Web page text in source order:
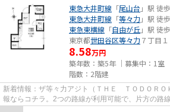
東急大井町線 「尾山台 」駅 徒
東急大井町線 「等々力」駅 徒
東急東横線 「自由が丘」駅 徒
東京都世田谷区等々力７丁目
8.58万円
築年数：築5年 ｜募集中： 1室
階数：2階建
新着情報：ザ等々力アジト（ＴＨＥ ＴＯＤＯＲ
報ならコチラ。2つの路線が利用可能で、片方の路